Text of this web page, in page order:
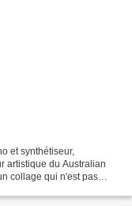
et synthétiseur,
artistique du Australian
collage qui n'est pas